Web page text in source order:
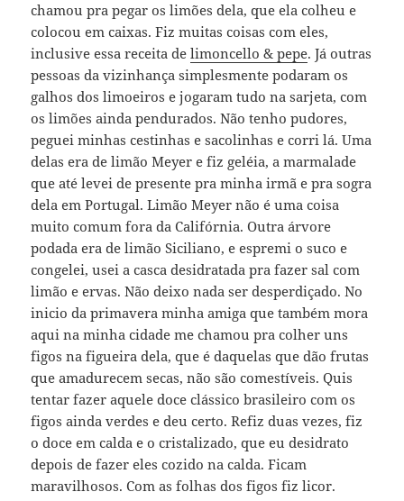
chamou pra pegar os limões dela, que ela colheu e
colocou em caixas. Fiz muitas coisas com eles,
inclusive essa receita delimoncello & pepe. Já outras
pessoas da vizinhança simplesmente podaram os
galhos dos limoeiros e jogaram tudo na sarjeta, com
os limões ainda pendurados. Não tenho pudores,
peguei minhas cestinhas e sacolinhas e corri lá. Uma
delas era de limão Meyer e fiz geléia, a marmalade
que até levei de presente pra minha irmã e pra sogra
dela em Portugal. Limão Meyer não é uma coisa
muito comum fora da Califórnia. Outra árvore
podada era de limão Siciliano, e espremi o suco e
congelei, usei a casca desidratada pra fazer sal com
limão e ervas. Não deixo nada ser desperdiçado. No
inicio da primavera minha amiga que também mora
aqui na minha cidade me chamou pra colher uns
figos na figueira dela, que é daquelas que dão frutas
que amadurecem secas, não são comestíveis. Quis
tentar fazer aquele doce clássico brasileiro com os
figos ainda verdes e deu certo. Refiz duas vezes, fiz
o doce em calda e o cristalizado, que eu desidrato
depois de fazer eles cozido na calda. Ficam
maravilhosos. Com as folhas dos figos fiz licor.